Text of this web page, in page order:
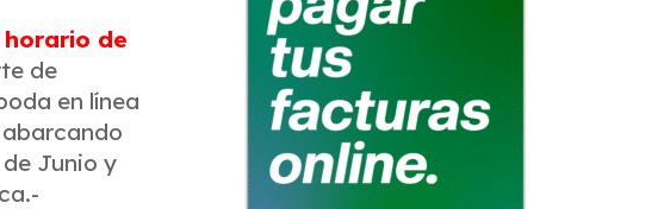
de
de
en línea
abarcando
Junio y